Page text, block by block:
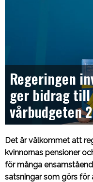
Regeringen
ger bidrag
vårbudgeten
Det är välkommet att
kvinnornas pensioner
för många
satsningar som görs för